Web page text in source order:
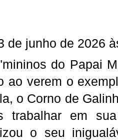
de junho de 2026
do Papai
ao verem o
o Corno de
trabalhar em
o seu